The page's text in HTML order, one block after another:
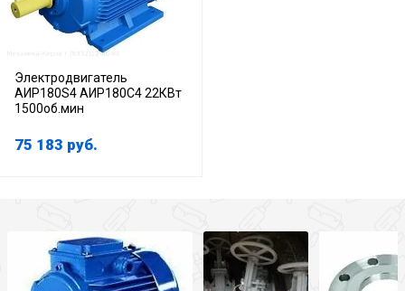
Электродвигатель
АИР180S4 АИР180С4 22КВт
1500об.мин
75 183 руб.